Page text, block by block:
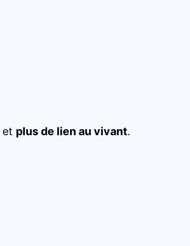
et plus de lien au vivant.